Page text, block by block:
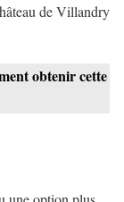
de Villandry
obtenir cette